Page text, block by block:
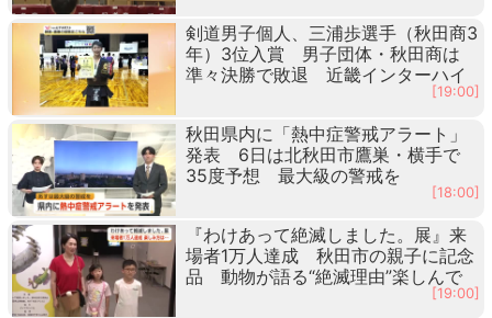
剣道男子個人、三浦歩選手（秋田商3
年）3位入賞 男子団体・秋田商は
準々決勝で敗退 近畿インターハイ
[19:00]
秋田県内に「熱中症警戒アラート」
発表 6日は北秋田市鷹巣・横手で
35度予想 最大級の警戒を
[18:00]
『わけあって絶滅しました。展』来
場者1万人達成 秋田市の親子に記念
品 動物が語る“絶滅理由”楽しんで
[19:00]